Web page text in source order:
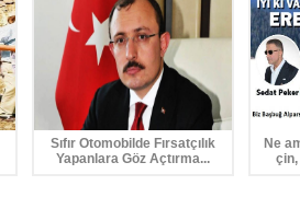
Sıfır Otomobilde Fırsatçılık
Yapanlara Göz Açtırma...
Ne